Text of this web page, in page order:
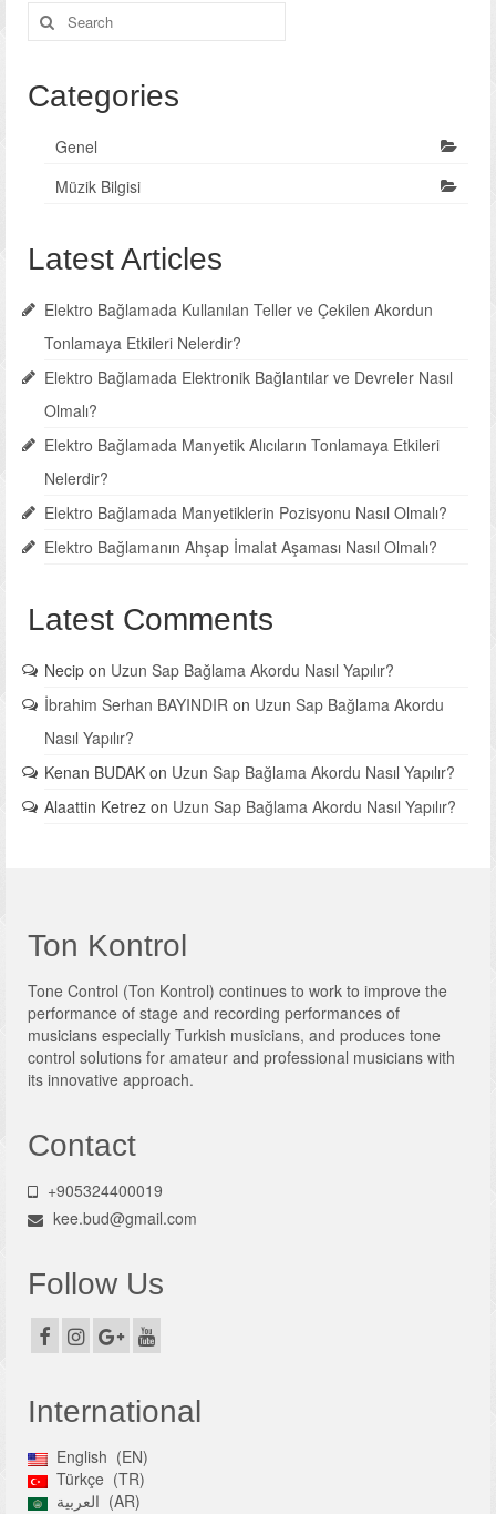
Search
for:
Categories
Genel
Müzik Bilgisi
Latest Articles
Elektro Bağlamada Kullanılan Teller ve Çekilen Akordun
Tonlamaya Etkileri Nelerdir?
Elektro Bağlamada Elektronik Bağlantılar ve Devreler Nasıl
Olmalı?
Elektro Bağlamada Manyetik Alıcıların Tonlamaya Etkileri
Nelerdir?
Elektro Bağlamada Manyetiklerin Pozisyonu Nasıl Olmalı?
Elektro Bağlamanın Ahşap İmalat Aşaması Nasıl Olmalı?
Latest Comments
Necip on Uzun Sap Bağlama Akordu Nasıl Yapılır?
İbrahim Serhan BAYINDIR on Uzun Sap Bağlama Akordu
Nasıl Yapılır?
Kenan BUDAK on Uzun Sap Bağlama Akordu Nasıl Yapılır?
Alaattin Ketrez on Uzun Sap Bağlama Akordu Nasıl Yapılır?
Ton Kontrol
Tone Control (Ton Kontrol) continues to work to improve the
performance of stage and recording performances of
musicians especially Turkish musicians, and produces tone
control solutions for amateur and professional musicians with
its innovative approach.
Contact
+905324400019
kee.bud@gmail.com
Follow Us
International
English
EN
Türkçe
TR
العربية
AR